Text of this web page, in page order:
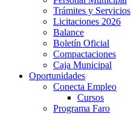
Trámites y Servicios
Licitaciones 2026
Balance
Boletín Oficial
Compactaciones
Caja Municipal
Oportunidades
Conecta Empleo
Cursos
Programa Faro